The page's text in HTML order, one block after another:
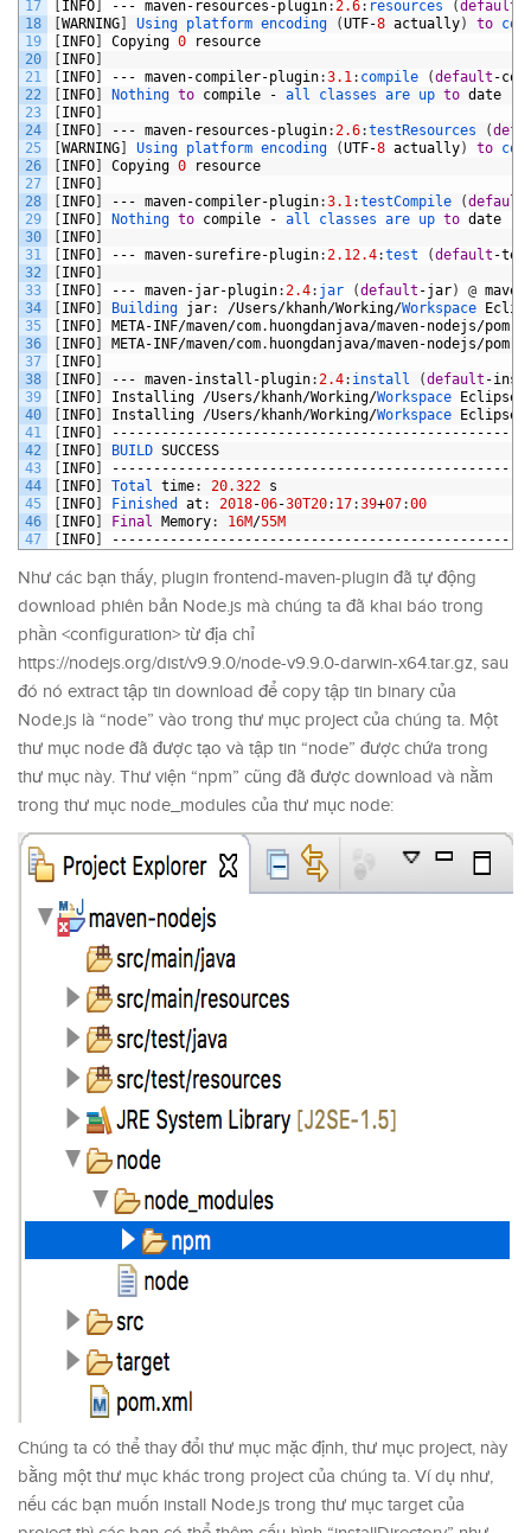
17
18
19
20
21
22
23
24
25
26
27
28
29
30
31
32
33
34
35
36
37
38
39
40
41
42
43
44
45
46
47
INFO --- maven- resources -plugin: 2.6: resources (default
[WARNING] Using platform encoding (UTF-8 actually) to
[INFO] Copying 0
resource
[INFO]
[INFO] --- maven-compiler-plugin:3.1 : compile (default -
[INFO] Nothing to compile - all classes are up to date
[INFO]
[INFO] --- maven- resources -plugin: 2.6:testResources (
[WARNING] Using platform encoding (UTF-8 actually) to
[INFO] Copying 0
resource
[INFO]
[INFO] --- maven-compiler-plugin:3.1 :testCompile (default
[INFO] Nothing to compile - all classes are up to date
[INFO]
[INFO] --- maven-surefire-plugin: 2.12.4:test (default -
[INFO]
[INFO] --- maven-jar-plugin: 2.4: jar (default -jar) @ maven
[INFO] Building jar: /Users/khanh/Working/Workspace
[INFO] META-INF/maven/com. huongdanjava/maven-nodejs/pom
[INFO] META-INF/maven/com. huongdanjava/maven-nodejs/pom
[INFO]
[INFO] --- maven-install -plugin: 2.4: install (default -
[INFO] Installing /Users/khanh/Working/Workspace Eclipse
[INFO] Installing /Users/khanh/Working/Workspace Eclipse
[INFO]
[INFO] BUILD SUCCESS
[INFO]
[INFO] Total time: 20.322 s
[INFO] Finished at : 2018-06-30T20: 17:39+07:00
[INFO] Final Memory: 16M/55M
[INFO]
Như các bạn thấy, plugin frontend-maven-plugin đã tự động
download phiên bản Node.js mà chúng ta đã khai báo trong
phần <configuration> từ địa chỉ
https://nodejs.org/dist/v9.9.0/node-v9.9.0-darwin-x64.tar.gz, sau
đó nó extract tập tin download để copy tập tin binary của
Node.js là “node” vào trong thư mục project của chúng ta. Một
thư mục node đã được tạo và tập tin “node” được chứa trong
thư mục này. Thư viện “npm” cũng đã được download và nằm
trong thư mục node_modules của thư mục node:
Chúng ta có thể thay đổi thư mục mặc định, thư mục project, này
bằng một thư mục khác trong project của chúng ta. Ví dụ như,
nếu các bạn muốn install Node.js trong thư mục target của